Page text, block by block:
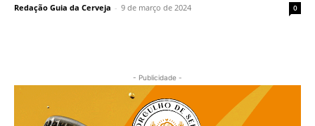
Redação Guia da Cerveja - 9 de março de 2024 0
- Publicidade -